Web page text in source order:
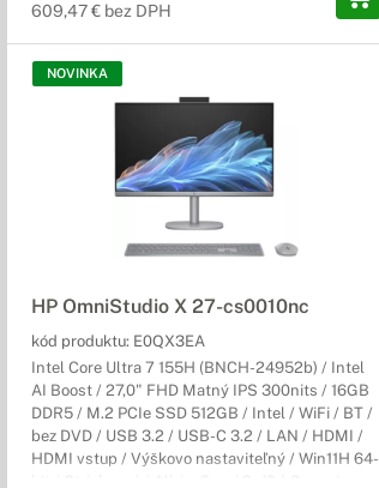
609,47 € bez DPH
NOVINKA
HP OmniStudio X 27-cs0010nc
kód produktu: E0QX3EA
Intel Core Ultra 7 155H (BNCH-24952b) / Intel
AI Boost / 27,0" FHD Matný IPS 300nits / 16GB
DDR5 / M.2 PCIe SSD 512GB / Intel / WiFi / BT /
bez DVD / USB 3.2 / USB-C 3.2 / LAN / HDMI /
HDMI vstup / Výškovo nastaviteľný / Win11H 64-